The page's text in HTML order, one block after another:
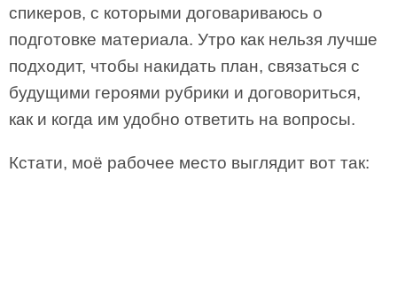
спикеров, с которыми договариваюсь о
подготовке материала. Утро как нельзя лучше
подходит, чтобы накидать план, связаться с
будущими героями рубрики и договориться,
как и когда им удобно ответить на вопросы.
Кстати, моё рабочее место выглядит вот так: